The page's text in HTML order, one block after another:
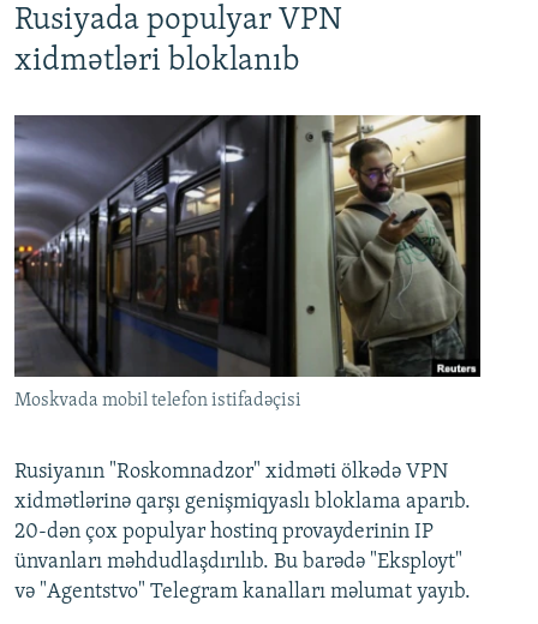
Rusiyada populyar VPN
xidmətləri bloklanıb
Moskvada mobil telefon istifadəçisi
Rusiyanın "Roskomnadzor" xidməti ölkədə VPN
xidmətlərinə qarşı genişmiqyaslı bloklama aparıb.
20-dən çox populyar hostinq provayderinin IP
ünvanları məhdudlaşdırılıb. Bu barədə "Eksployt"
və "Agentstvo" Telegram kanalları məlumat yayıb.